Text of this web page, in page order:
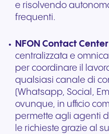
e risolvendo
frequenti.
NFON Contact
centralizzata e
per coordinare il
qualsiasi canale di
(Whatsapp, Social,
ovunque, in ufficio
permette agli agenti
le richieste grazie al